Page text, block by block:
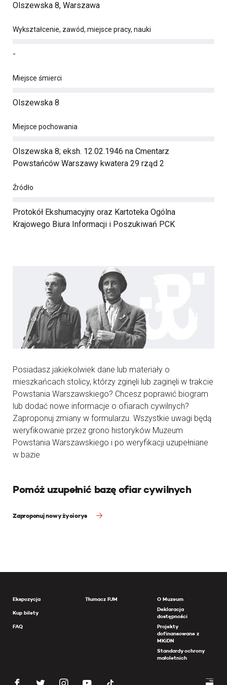
Olszewska 8, Warszawa
Wykształcenie, zawód, miejsce pracy, nauki
-
Miejsce śmierci
Olszewska 8
Miejsce pochowania
Olszewska 8; eksh. 12.02.1946 na Cmentarz
Powstańców Warszawy kwatera 29 rząd 2
Źródło
Protokół Ekshumacyjny oraz Kartoteka Ogólna
Krajowego Biura Informacji i Poszukiwań PCK
Posiadasz jakiekolwiek dane lub materiały o
mieszkańcach stolicy, którzy zginęli lub zaginęli w trakcie
Powstania Warszawskiego? Chcesz poprawić biogram
lub dodać nowe informacje o ofiarach cywilnych?
Zaproponuj zmiany w formularzu. Wszystkie uwagi będą
weryfikowanie przez grono historyków Muzeum
Powstania Warszawskiego i po weryfikacji uzupełniane
w bazie
Pomóż uzupełnić bazę ofiar cywilnych
Zaproponuj nowy życiorys
Ekspozycja
Kup bilety
FAQ
Tłumacz PJM
O Muzeum
Deklaracja
dostępności
Projekty
dofinansowane z
MKiDN
Standardy ochrony
małoletnich